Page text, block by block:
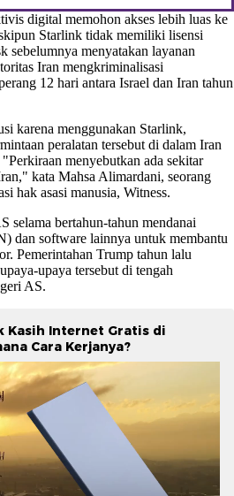
digital memohon akses lebih luas ke
Starlink tidak memiliki lisensi
sebelumnya menyatakan layanan
Iran mengkriminalisasi
12 hari antara Israel dan Iran tahun
karena menggunakan Starlink,
peralatan tersebut di dalam Iran
menyebutkan ada sekitar
kata Mahsa Alimardani, seorang
hak asasi manusia, Witness.
selama bertahun-tahun mendanai
dan software lainnya untuk membantu
Pemerintahan Trump tahun lalu
upaya tersebut di tengah
AS.
Kasih Internet Gratis di
Cara Kerjanya?